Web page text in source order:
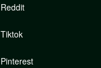
Reddit
Tiktok
Pinterest